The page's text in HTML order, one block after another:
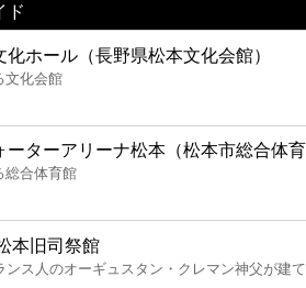
ド
化ホール（長野県松本文化会館）
文化会館
ーターアリーナ松本（松本市総合体育
総合体育館
本旧司祭館
ンス人のオーギュスタン・クレマン神父が建